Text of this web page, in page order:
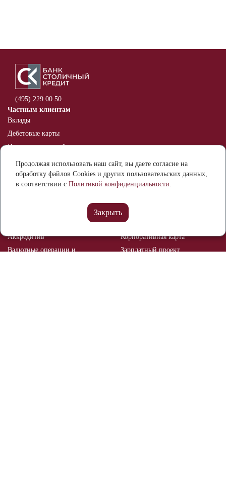
(495) 229 00 50
Частным клиентам
Вклады
Дебетовые карты
Индивидуальные банковские
Оспаривание информации в
кредитной истории
Аккредитив
Валютные операции и
Эквайринг
Корпоративная карта
Зарплатный проект
Продолжая использовать наш сайт, вы даете согласие на
обработку файлов Cookies и других пользовательских данных,
в соответствии с Политикой конфиденциальности.
Закрыть